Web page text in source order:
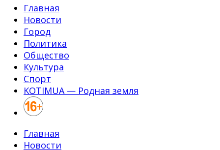
Главная
Новости
Город
Политика
Общество
Культура
Спорт
KOTIMUA — Родная земля
Главная
Новости